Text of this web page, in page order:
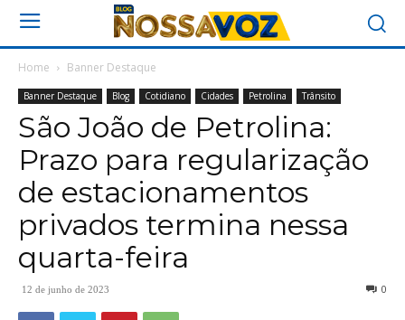
Home Banner Destaque
Banner Destaque Blog Cotidiano Cidades Petrolina Trânsito
São João de Petrolina:
Prazo para regularização
de estacionamentos
privados termina nessa
quarta-feira
12 de junho de 2023 0